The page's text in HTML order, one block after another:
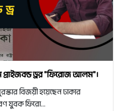
প্রাইজবন্ড ড্রর "ফিরোজ আলম"।
বিজয়ী হয়েছেন ঢাকার
যুবক ফিরো...